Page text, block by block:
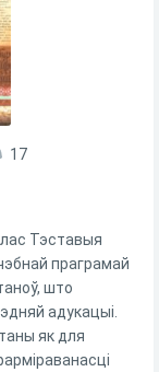
17
Тэставыя
праграмай
што
адукацыі.
як для